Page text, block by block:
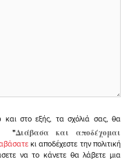
και στο εξής, τα σχόλιά σας, θα
"Διάβασα και αποδέχομαι
κι αποδέχεστε την πολιτική
να το κάνετε θα λάβετε μια